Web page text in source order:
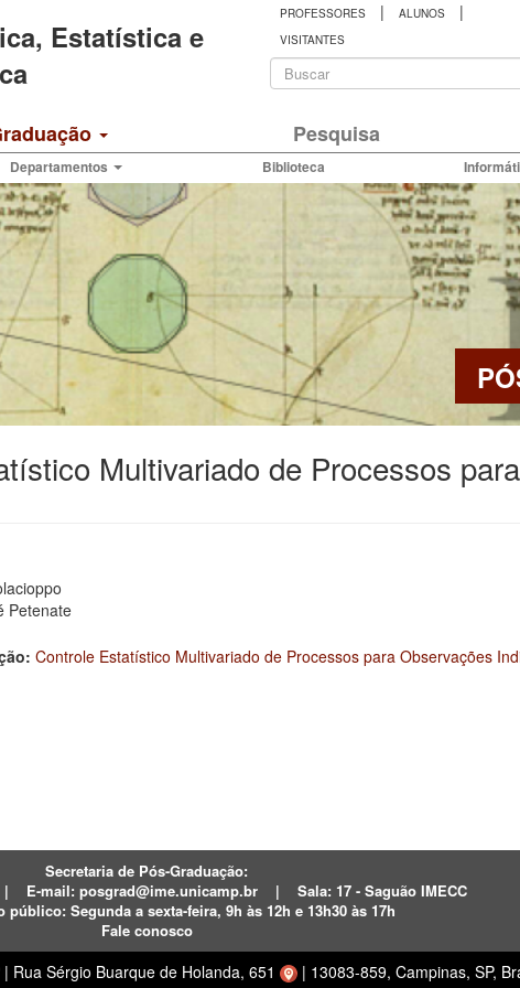
Estatística e
PROFESSORES | ALUNOS |
VISITANTES
Formulário
busca
Pesquisa
Departamentos Biblioteca
Multivariado de Processos
Petenate
Controle Estatístico Multivariado de Processos para Observações
Secretaria de Pós-Graduação:
| E-mail: posgrad@ime.unicamp.br |
Sala: 17 - Saguão IMECC
público: Segunda a sexta-feira, 9h às 12h e 13h30 às 17h
Fale conosco
| Rua Sérgio Buarque de Holanda, 651 | 13083-859, Campinas, SP,